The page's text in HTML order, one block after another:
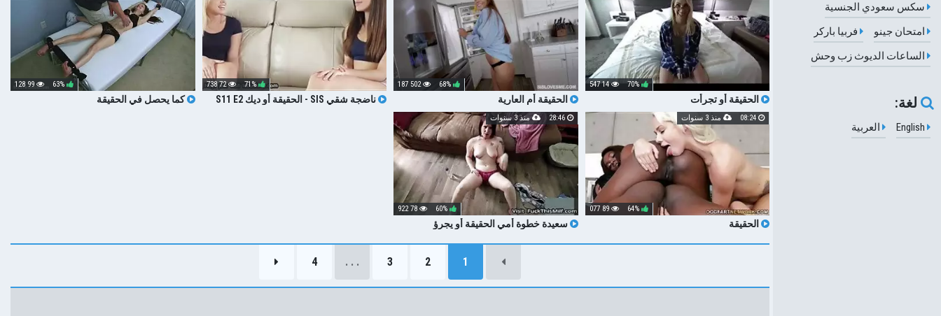
الحقيقة أو تجرأت
70%
14 547
الحقيقة أم العارية
ناضجة شقي SIS - الحقيقة أو ديك S11 E2
71%
72 738
كما يحصل في الحقيقة
الحقيقة
64%
89 077
منذ 3 سنوات
سعيدة خطوة أمي الحقيقة أو يجرؤ
28:46 منذ 3 سنوات
1
2
3
. . .
4
سكس سعودي الجنسية
امتحان جينو
فربيا باركر
الساعات الديوث زب وحش
لغة:
العربية